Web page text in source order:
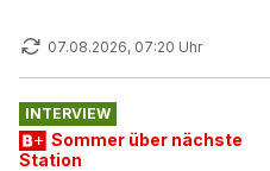
07.08.2026, 07:20 Uhr
INTERVIEW
Sommer über nächste
Station